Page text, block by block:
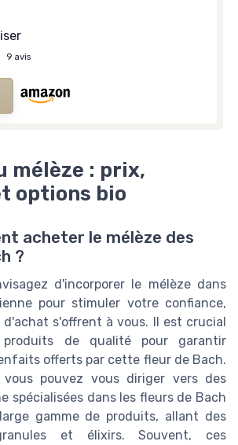
9 avis
mélèze : prix,
options bio
acheter le mélèze des
?
d'incorporer le mélèze dans
pour stimuler votre confiance,
d'achat s'offrent à vous. Il est crucial
de qualité pour garantir
offerts par cette fleur de Bach.
vous pouvez vous diriger vers des
spécialisées dans les fleurs de Bach
gamme de produits, allant des
et élixirs. Souvent, ces